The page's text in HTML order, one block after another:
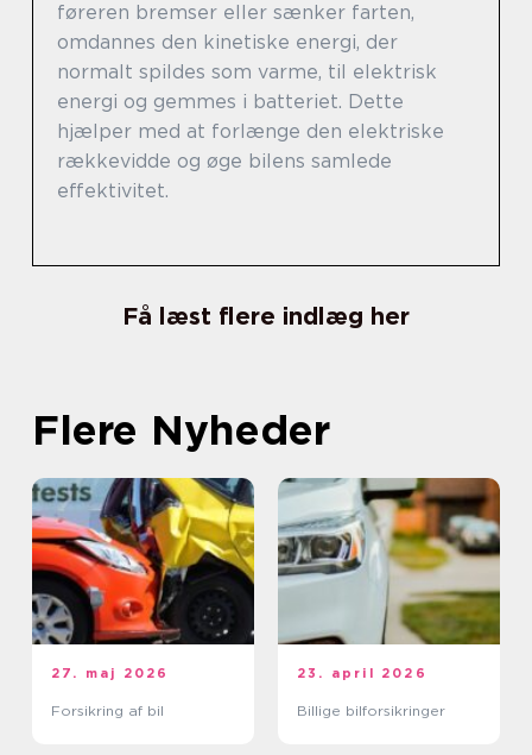
føreren bremser eller sænker farten,
omdannes den kinetiske energi, der
normalt spildes som varme, til elektrisk
energi og gemmes i batteriet. Dette
hjælper med at forlænge den elektriske
rækkevidde og øge bilens samlede
effektivitet.
Få læst flere indlæg her
Flere Nyheder
27. maj 2026
Forsikring af bil
23. april 2026
Billige bilforsikringer